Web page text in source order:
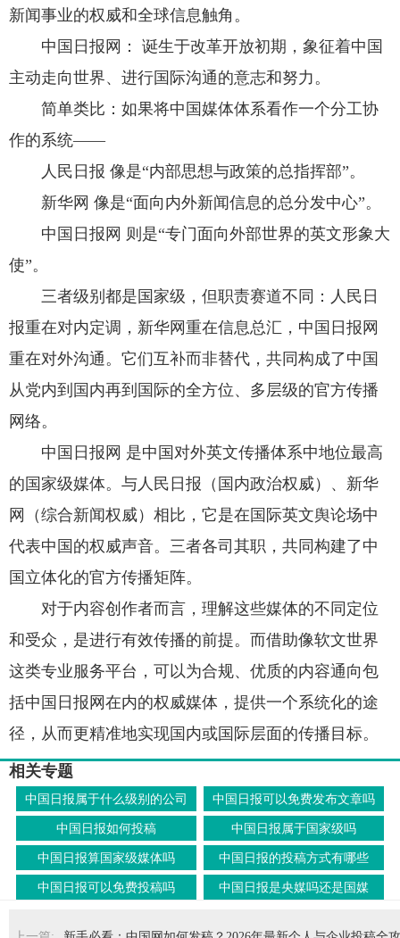
新闻事业的权威和全球信息触角。
中国日报网： 诞生于改革开放初期，象征着中国
主动走向世界、进行国际沟通的意志和努力。
简单类比：如果将中国媒体体系看作一个分工协
作的系统——
人民日报 像是“内部思想与政策的总指挥部”。
新华网 像是“面向内外新闻信息的总分发中心”。
中国日报网 则是“专门面向外部世界的英文形象大
使”。
三者级别都是国家级，但职责赛道不同：人民日
报重在对内定调，新华网重在信息总汇，中国日报网
重在对外沟通。它们互补而非替代，共同构成了中国
从党内到国内再到国际的全方位、多层级的官方传播
网络。
中国日报网 是中国对外英文传播体系中地位最高
的国家级媒体。与人民日报（国内政治权威）、新华
网（综合新闻权威）相比，它是在国际英文舆论场中
代表中国的权威声音。三者各司其职，共同构建了中
国立体化的官方传播矩阵。
对于内容创作者而言，理解这些媒体的不同定位
和受众，是进行有效传播的前提。而借助像软文世界
这类专业服务平台，可以为合规、优质的内容通向包
括中国日报网在内的权威媒体，提供一个系统化的途
径，从而更精准地实现国内或国际层面的传播目标。
相关专题
中国日报属于什么级别的公司 中国日报可以免费发布文章吗
中国日报如何投稿 中国日报属于国家级吗
中国日报算国家级媒体吗 中国日报的投稿方式有哪些
中国日报可以免费投稿吗 中国日报是央媒吗还是国媒